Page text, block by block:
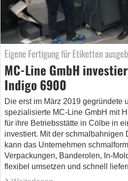
Eigene Fertigung für Etiketten
MC-Line GmbH
Indigo 6900
Die erst im März 2019 gegründete
spezialisierte MC-Line GmbH mit
für ihre Betriebsstätte in Cölbe in
investiert. Mit der schmalbahnigen
kann das Unternehmen
Verpackungen, Banderolen, In-
flexibel umsetzen und schnell